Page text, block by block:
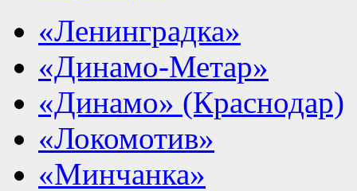
«Ленинградка»
«Динамо-Метар»
«Динамо» (Краснодар)
«Локомотив»
«Минчанка»